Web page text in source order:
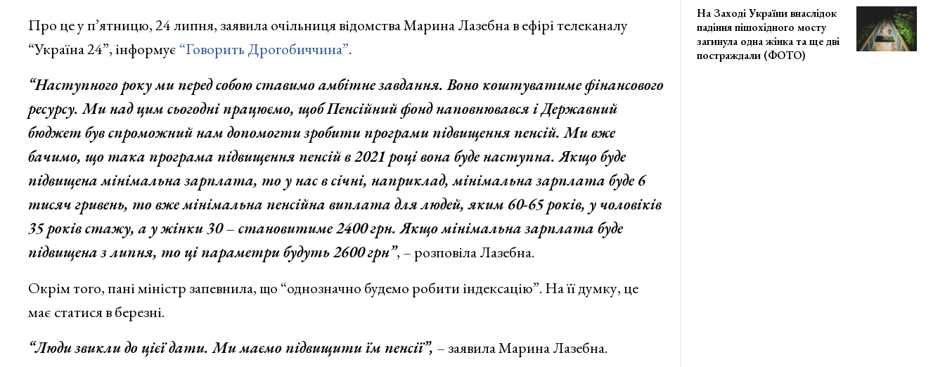
Про це у п’ятницю, 24 липня, заявила очільниця відомства Марина Лазебна в ефірі телеканалу
“Україна 24”, інформує “Говорить Дрогобиччина”.
“Наступного року ми перед собою ставимо амбітне завдання. Воно коштуватиме фінансового
ресурсу. Ми над цим сьогодні працюємо, щоб Пенсійний фонд наповнювався і Державний
бюджет був спроможний нам допомогти зробити програми підвищення пенсій. Ми вже
бачимо, що така програма підвищення пенсій в 2021 році вона буде наступна. Якщо буде
підвищена мінімальна зарплата, то у нас в січні, наприклад, мінімальна зарплата буде 6
тисяч гривень, то вже мінімальна пенсійна виплата для людей, яким 60-65 років, у чоловіків
35 років стажу, а у жінки 30 – становитиме 2400 грн. Якщо мінімальна зарплата буде
підвищена з липня, то ці параметри будуть 2600 грн”, – розповіла Лазебна.
Окрім того, пані міністр запевнила, що “однозначно будемо робити індексацію”. На її думку, це
має статися в березні.
“Люди звикли до цієї дати. Ми маємо підвищити їм пенсії”, – заявила Марина Лазебна.
На Заході України внаслідок
падіння пішохідного мосту
загинула одна жінка та ще дві
постраждали (ФОТО)